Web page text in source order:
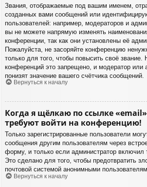
Звания, отображаемые под вашим именем,
созданных вами сообщений или
пользователей: например, модераторов и
вы не можете напрямую изменять
конференции, так как они установлены её
Пожалуйста, не засоряйте конференцию
только для того, чтобы повысить своё звание.
конференций это запрещено, и модератор или
понизят значение вашего счётчика сообщений.
Вернуться к началу
Когда я щёлкаю по ссылке
требуют войти на конференцию!
Только зарегистрированные пользователи
сообщения другим пользователям через
форму, и только если администратор включил
Это сделано для того, чтобы предотвратить
почтовой системой анонимными
Вернуться к началу